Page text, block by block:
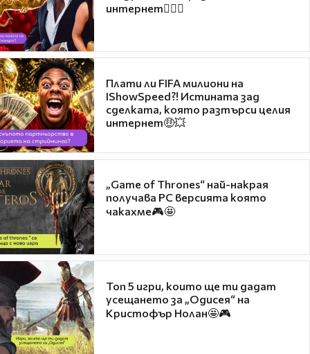
интернет❤️‍🔥🔥
Плати ли FIFA милиони на
IShowSpeed?! Истината зад
сделката, която разтърси целия
интернет🤑💥
„Game of Thrones“ най-накрая
получава PC версията която
чакахме🎮🤩
Топ 5 игри, които ще ти дадат
усещането за „Одисея“ на
Кристофър Нолан🤩🎮